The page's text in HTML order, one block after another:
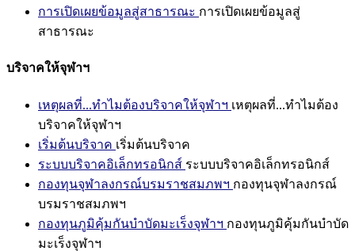
การเปิดเผยข้อมูลสู่สาธารณะ การเปิดเผยข้อมูลสู่
สาธารณะ
บริจาคให้จุฬาฯ
เหตุผลที่...ทำไมต้องบริจาคให้จุฬาฯ เหตุผลที่...ทำไมต้อง
บริจาคให้จุฬาฯ
เริ่มต้นบริจาค เริ่มต้นบริจาค
ระบบบริจาคอิเล็กทรอนิกส์ ระบบบริจาคอิเล็กทรอนิกส์
กองทุนจุฬาลงกรณ์บรมราชสมภพฯ กองทุนจุฬาลงกรณ์
บรมราชสมภพฯ
กองทุนภูมิคุ้มกันบำบัดมะเร็งจุฬาฯ กองทุนภูมิคุ้มกันบำบัด
มะเร็งจุฬาฯ